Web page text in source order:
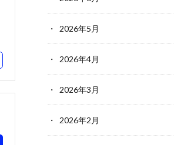
2026年5月
2026年4月
2026年3月
2026年2月